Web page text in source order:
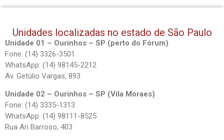
Unidades localizadas no estado de São Paulo
Unidade 01 – Ourinhos – SP (perto do Fórum)
Fone: (14) 3326-3501
WhatsApp: (14) 98145-2212
Av. Getúlio Vargas, 893
Unidade 02 – Ourinhos – SP (Vila Moraes)
Fone: (14) 3335-1313
WhatsApp: (14) 98111-8525
Rua Ari Barroso, 403